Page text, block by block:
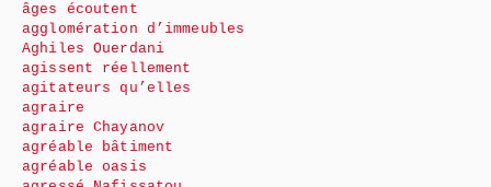
âges écoutent
agglomération d’immeubles
Aghiles Ouerdani
agissent réellement
agitateurs qu’elles
agraire
agraire Chayanov
agréable bâtiment
agréable oasis